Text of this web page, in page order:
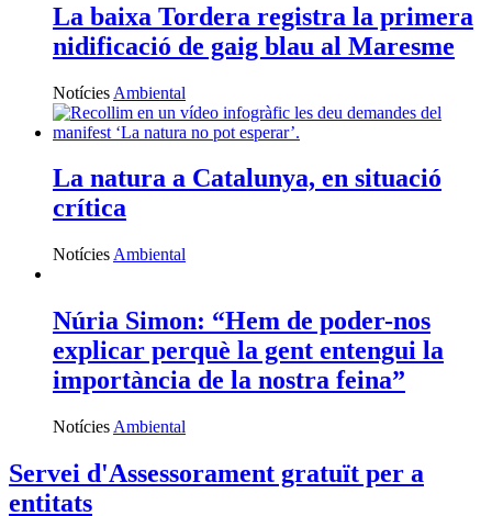
La baixa Tordera registra la primera
nidificació de gaig blau al Maresme
Notícies Ambiental
La natura a Catalunya, en situació
crítica
Notícies Ambiental
Núria Simon: “Hem de poder-nos
explicar perquè la gent entengui la
importància de la nostra feina”
Notícies Ambiental
Servei d'Assessorament gratuït per a
entitats